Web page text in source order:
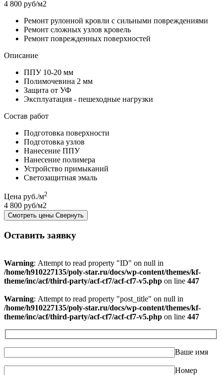
4 800 руб/м2
Ремонт рулонной кровли с сильными повреждениями
Ремонт сложных узлов кровель
Ремонт поврежденных поверхностей
Описание
ППУ 10-20 мм
Полимочевина 2 мм
Защита от УФ
Эксплуатация - пешеходные нагрузки
Состав работ
Подготовка поверхности
Подготовка узлов
Нанесение ППУ
Нанесение полимера
Устройство примыканий
Светозащитная эмаль
Цена руб./м2
4 800 руб/м2
Смотреть цены Свернуть
Оставить заявку
Warning : Attempt to read property "ID" on null in
/home/h910227135/poly-star.ru/docs/wp-content/themes/kf-
theme/inc/acf/third-party/acf-cf7/acf-cf7-v5.php on line 447
Warning : Attempt to read property "post_title" on null in
/home/h910227135/poly-star.ru/docs/wp-content/themes/kf-
theme/inc/acf/third-party/acf-cf7/acf-cf7-v5.php on line 447
Ваше имя
Номер